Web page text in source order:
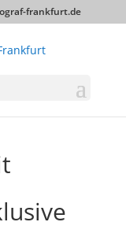
frankfurt.de